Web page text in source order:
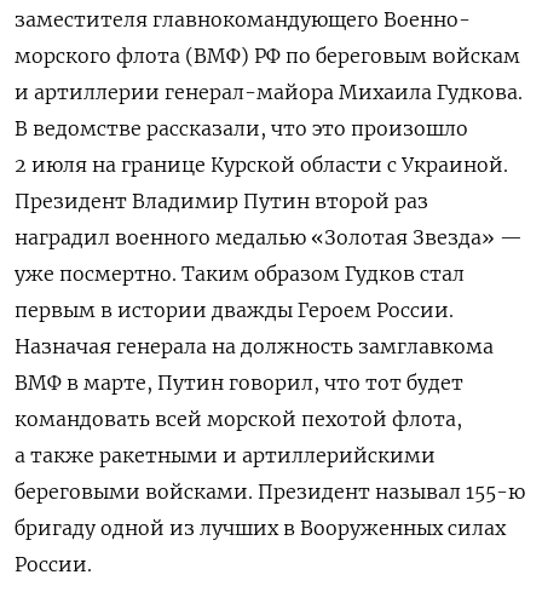
заместителя главнокомандующего Военно-
морского флота (ВМФ) РФ по береговым войскам
и артиллерии генерал-майора Михаила Гудкова.
В ведомстве рассказали, что это произошло
2 июля на границе Курской области с Украиной.
Президент Владимир Путин второй раз
наградил военного медалью «Золотая Звезда» —
уже посмертно. Таким образом Гудков стал
первым в истории дважды Героем России.
Назначая генерала на должность замглавкома
ВМФ в марте, Путин говорил, что тот будет
командовать всей морской пехотой флота,
а также ракетными и артиллерийскими
береговыми войсками. Президент называл 155-ю
бригаду одной из лучших в Вооруженных силах
России.